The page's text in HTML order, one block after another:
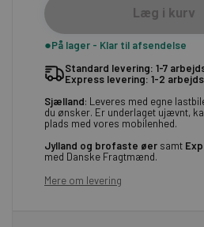
Læg i kurv
På lager - Klar til afsendelse
Standard levering: 1-7
Express levering: 1-2
Sjælland: Leveres med egne
du ønsker. Er underlaget ujævnt,
plads med vores mobilenhed.
Jylland og brofaste øer samt
med Danske Fragtmænd.
Mere om levering